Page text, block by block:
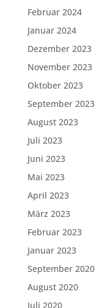
Februar 2024
Januar 2024
Dezember 2023
November 2023
Oktober 2023
September 2023
August 2023
Juli 2023
Juni 2023
Mai 2023
April 2023
März 2023
Februar 2023
Januar 2023
September 2020
August 2020
Juli 2020